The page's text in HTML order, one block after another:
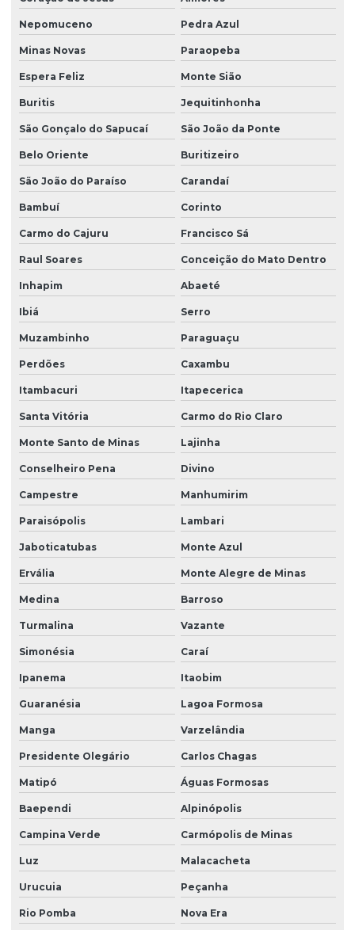
Nepomuceno Pedra Azul
Minas Novas Paraopeba
Espera Feliz Monte Sião
Buritis Jequitinhonha
São Gonçalo do Sapucaí São João da Ponte
Belo Oriente Buritizeiro
São João do Paraíso Carandaí
Bambuí Corinto
Carmo do Cajuru Francisco Sá
Raul Soares Conceição do Mato Dentro
Inhapim Abaeté
Ibiá Serro
Muzambinho Paraguaçu
Perdões Caxambu
Itambacuri Itapecerica
Santa Vitória Carmo do Rio Claro
Monte Santo de Minas Lajinha
Conselheiro Pena Divino
Campestre Manhumirim
Paraisópolis Lambari
Jaboticatubas Monte Azul
Ervália Monte Alegre de Minas
Medina Barroso
Turmalina Vazante
Simonésia Caraí
Ipanema Itaobim
Guaranésia Lagoa Formosa
Manga Varzelândia
Presidente Olegário Carlos Chagas
Matipó Águas Formosas
Baependi Alpinópolis
Campina Verde Carmópolis de Minas
Luz Malacacheta
Urucuia Peçanha
Rio Pomba Nova Era